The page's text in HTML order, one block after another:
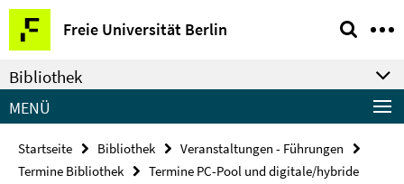
Springe
direkt
zu
Inhalt
Freie Universität Berlin
Service-
Navigation
Bibliothek
MENÜ
Startseite Bibliothek
Veranstaltungen - Führungen
Termine Bibliothek
Termine PC-Pool und digitale/hybride